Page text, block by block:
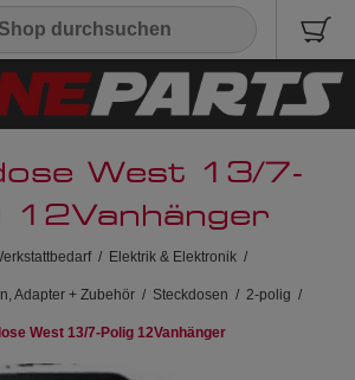
West 13/7-
12Vanhänger
/ Elektrik & Elektronik /
Adapter + Zubehör / Steckdosen / 2-polig /
West 13/7-Polig 12Vanhänger